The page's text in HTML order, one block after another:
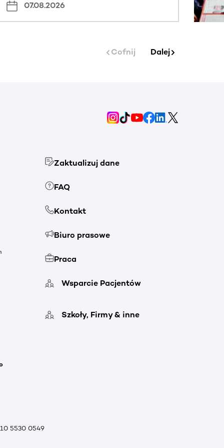
07.08.2026
Cofnij Dalej
Zaktualizuj dane
FAQ
Kontakt
Biuro prasowe
Praca
Wsparcie Pacjentów
Szkoły, Firmy & inne
5530 0549